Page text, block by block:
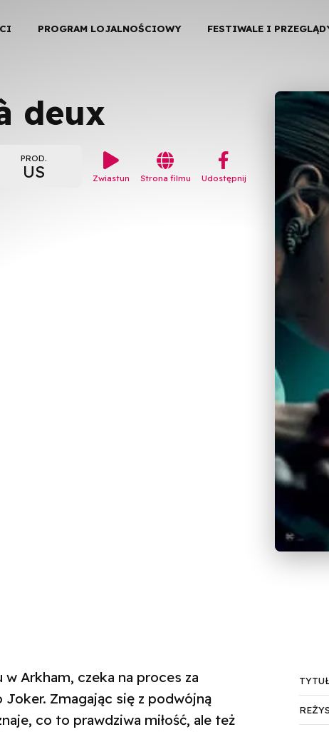
PROGRAM LOJALNOŚCIOWY FESTIWALE I
deux
PROD.
US

Zwiastun

Strona filmu
︁
Udostępnij
Arkham, czeka na proces za
Joker. Zmagając się z podwójną
co to prawdziwa miłość, ale też